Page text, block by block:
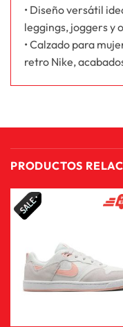
• Diseño versátil
leggings, joggers y
• Calzado para
retro Nike,
PRODUCTOS